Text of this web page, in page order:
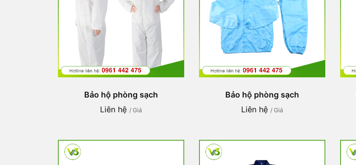
Bảo hộ phòng sạch
Liên hệ / Giá
Bảo hộ phòng sạch
Liên hệ / Giá